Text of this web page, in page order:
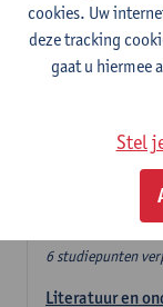
studiepunten per
- 24 of 30
Verplicht
Deze 6
Verplicht
6 studiepunten
Literatuur en
cookies. Uw
deze tracking
gaat u hiermee
Stel